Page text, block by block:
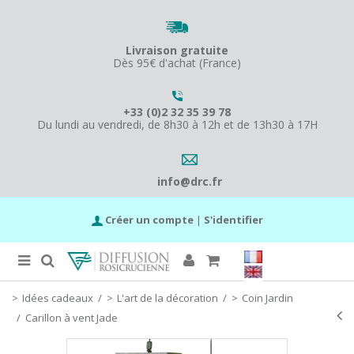
Livraison gratuite
Dès 95€ d'achat (France)
+33 (0)2 32 35 39 78
Du lundi au vendredi, de 8h30 à 12h et de 13h30 à 17H
info@drc.fr
Créer un compte | S'identifier
Idées cadeaux / L'art de la décoration /
Coin Jardin
/ Carillon à vent Jade